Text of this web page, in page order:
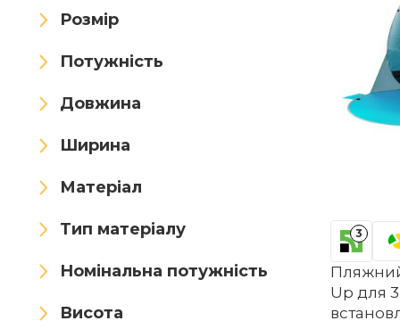
Muyans
Night Cat NOARD
Oileus OneTigris
Osoeri outdoorer
OUTDOORMASTER
Owntop Pomurom
Розмір
Потужність
Довжина
Ширина
Матеріал
Тип матеріалу
Номінальна потужність
Висота
3
Up для